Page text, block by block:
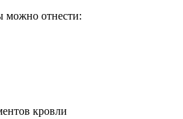
можно отнести:
кровли